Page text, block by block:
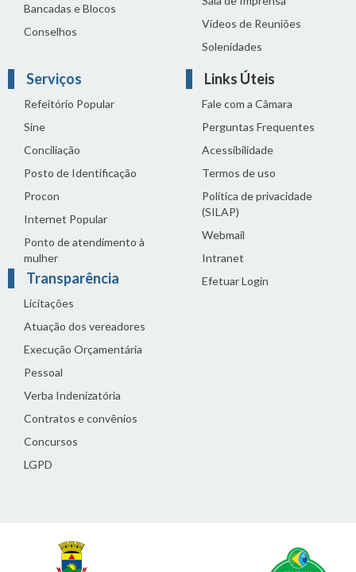
Bancadas e Blocos
Conselhos
Vídeos de Reuniões
Solenidades
Serviços
Refeitório Popular
Sine
Conciliação
Posto de Identificação
Procon
Internet Popular
Ponto de atendimento à
mulher
Transparência
Licitações
Atuação dos vereadores
Execução Orçamentária
Pessoal
Verba Indenizatória
Contratos e convênios
Concursos
LGPD
Links Úteis
Fale com a Câmara
Perguntas Frequentes
Acessibilidade
Termos de uso
Política de privacidade
(SILAP)
Webmail
Intranet
Efetuar Login